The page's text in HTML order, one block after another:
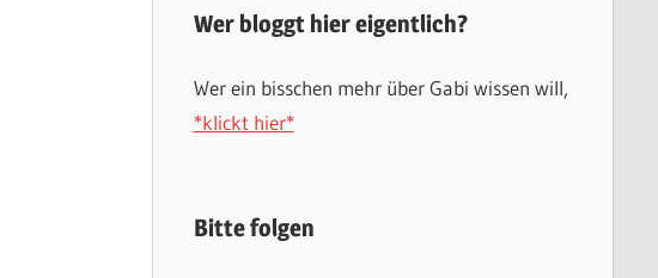
Wer bloggt hier eigentlich?
Wer ein bisschen mehr über Gabi wissen will,
*klickt hier*
Bitte folgen